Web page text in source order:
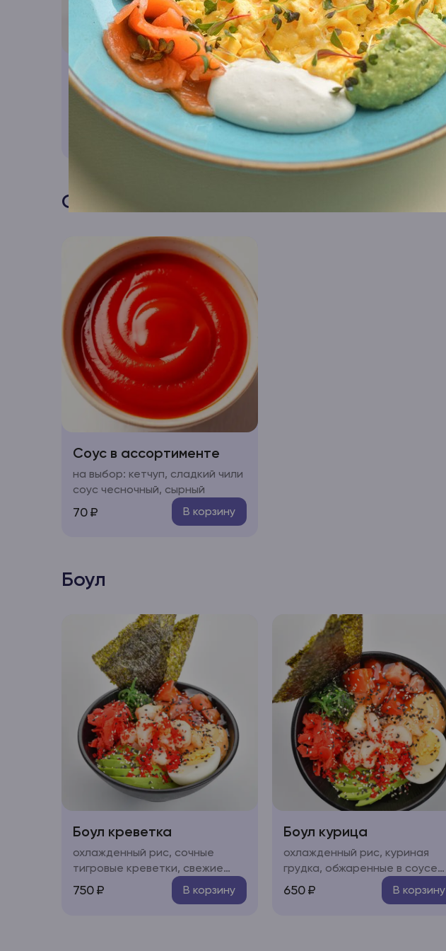
Чай фирменный
черный классический/Зеленый
классический/Горные травы/
Лесные ягоды
В корзину
Соусы
Соус в ассортименте
на выбор: кетчуп, сладкий чили
соус чесночный, сырный
70₽ В корзину
Боул
Боул креветка
охлажденный рис, сочные
тигровые креветки, свежие
овощи (огурец, авокадо,
черри), яйцо, водоросли чукка,
750₽ В корзину
Боул курица
охлажденный рис, куриная
грудка, обжаренные в соусе
терияки, свежие овощи
(огурец, авокадо, черри), яйцо,
650 ₽ В корзину